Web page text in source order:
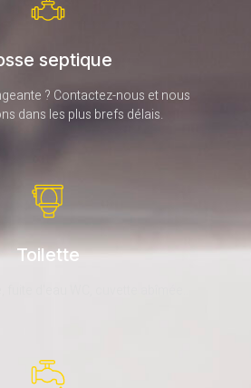
septique
? Contactez-nous et nous
dans les plus brefs délais.
Toilette